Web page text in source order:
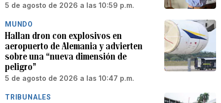
5 de agosto de 2026 a las 10:59 p.m.
MUNDO
Hallan dron con explosivos en
aeropuerto de Alemania y advierten
sobre una “nueva dimensión de
peligro”
5 de agosto de 2026 a las 10:47 p.m.
TRIBUNALES